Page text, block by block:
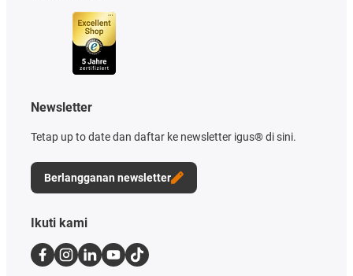
Newsletter
Tetap up to date dan daftar ke newsletter igus® di sini.
Berlangganan newsletter
Ikuti kami